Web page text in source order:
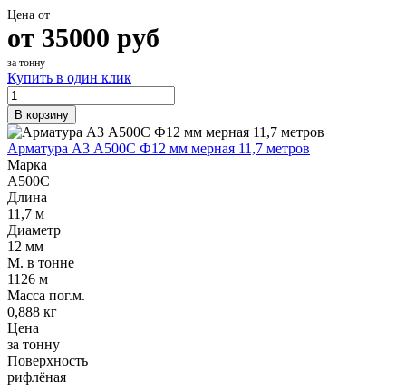
Цена от
от 35000 руб
за тонну
Купить в один клик
В корзину
Арматура А3 А500С Ф12 мм мерная 11,7 метров
Марка
А500С
Длина
11,7 м
Диаметр
12 мм
М. в тонне
1126 м
Масса пог.м.
0,888 кг
Цена
за тонну
Поверхность
рифлёная